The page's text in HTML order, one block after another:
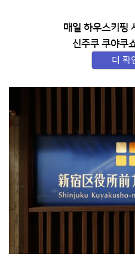
매일 하우스키핑
신주쿠 쿠야쿠
더 확